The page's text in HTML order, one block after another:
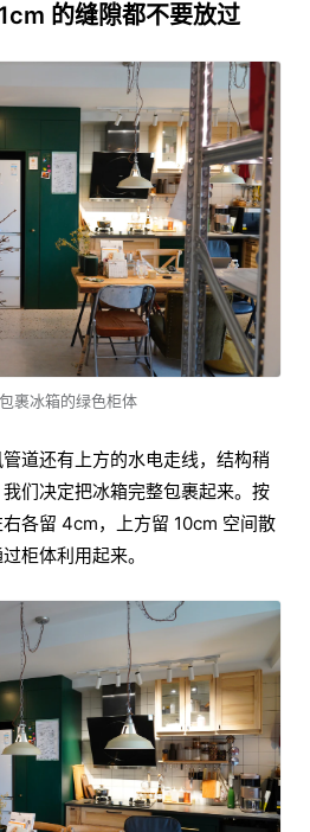
的缝隙都不要放过
裹冰箱的绿色柜体
道还有上方的水电走线，结构稍
们决定把冰箱完整包裹起来。按
各留 4cm，上方留 10cm 空间散
柜体利用起来。